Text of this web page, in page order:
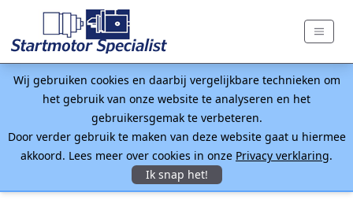
Wij gebruiken cookies en daarbij vergelijkbare technieken om
het gebruik van onze website te analyseren en het
gebruikersgemak te verbeteren.
Door verder gebruik te maken van deze website gaat u hiermee
akkoord. Lees meer over cookies in onze Privacy verklaring.
Ik snap het!